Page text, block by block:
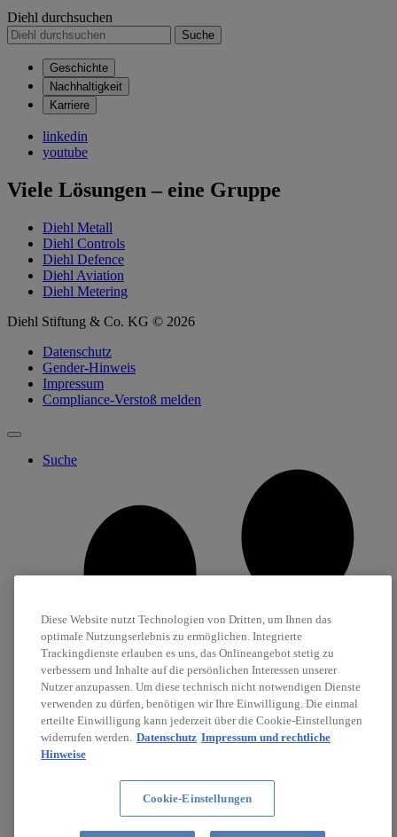
Diehl durchsuchen
Suche
Geschichte
Nachhaltigkeit
Karriere
linkedin
youtube
Viele Lösungen – eine Gruppe
Diehl Metall
Diehl Controls
Diehl Defence
Diehl Aviation
Diehl Metering
Diehl Stiftung & Co. KG © 2026
Datenschutz
Gender-Hinweis
Impressum
Compliance-Verstoß melden
Suche
Diese Website nutzt Technologien von Dritten, um Ihnen das
optimale Nutzungserlebnis zu ermöglichen. Integrierte
Trackingdienste erlauben es uns, das Onlineangebot stetig zu
verbessern und Inhalte auf die persönlichen Interessen unserer
Nutzer anzupassen. Um diese technisch nicht notwendigen Dienste
verwenden zu dürfen, benötigen wir Ihre Einwilligung. Die einmal
erteilte Einwilligung kann jederzeit über die Cookie-Einstellungen
widerrufen werden. Datenschutz Impressum und rechtliche
Hinweise
Cookie-Einstellungen